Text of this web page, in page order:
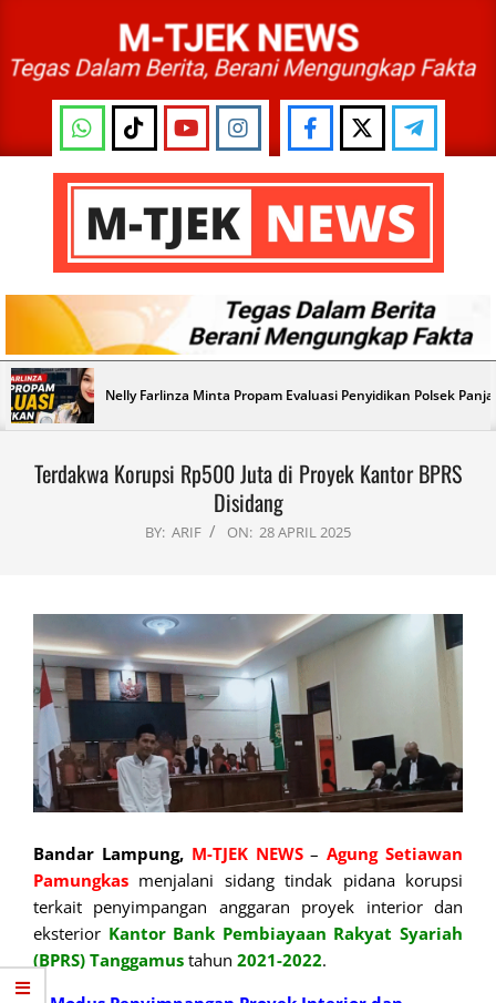
content
M-
TJEK
NEWS
Primary
Navigation
Menu
Nelly Farlinza Minta Propam Evaluasi Penyidikan Polsek
Terdakwa Korupsi Rp500 Juta di Proyek Kantor BPRS
Disidang
BY: ARIF ON: 28 APRIL 2025
Bandar Lampung, M-TJEK NEWS–Agung Setiawan
Pamungkas menjalani sidang tindak pidana korupsi
terkait penyimpangan anggaran proyek interior dan
eksterior Kantor Bank Pembiayaan Rakyat Syariah
(BPRS) Tanggamus tahun 2021-2022.